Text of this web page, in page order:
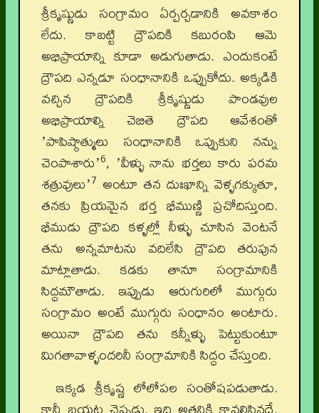
శ్రీకృష్ణుడు సంగ్రామం ఏర్పర్చడానికి అవకాశం
లేదు. కాబట్టి ద్రౌపదికి కబురంపి ఆమె
అభిప్రాయాన్ని కూడా అడుగుతాడు. ఎందుకంటే
ద్రౌపది ఎన్నడూ సంధానానికి ఒప్పుకోదు. అక్కడికి
వచ్చిన ద్రౌపదికి శ్రీకృష్ణుడు పాండవుల
అభిప్రాయాల్ని చెబితె ద్రౌపది ఆవేశంతో
ʼపాపిష్ఠాత్ములు సంధానానికి ఒప్పుకుని నన్ను
చెంపాశారుʼ6, ʼవీళ్ళు నాను భర్తలు కారు పరమ
శత్రువులుʼ7 అంటూ తన దుఃఖాన్ని వెళ్ళగక్కుతూ,
తనకు ప్రియమైన భర్త భీముణ్ణి ప్రచోదిస్తుంది.
భీముడు ద్రౌపది కళ్ళల్లో నీళ్ళు చూసిన వెంటనే
తను అన్నమాటను వదిలేసి ద్రౌపది తరుపున
మాట్లాతాడు. కడకు తానూ సంగ్రామానికి
సిద్ధమౌతాడు. ఇప్పుడు ఆరుగురిలో ముగ్గురు
సంగ్రామం అంటే ముగ్గురు సంధానం అంటారు.
అయినా ద్రౌపది తను కన్నీళ్ళు పెట్టుకుంటూ
మిగతావాళ్ళందరినీ సంగ్రామానికి సిద్ధం చేస్తుంది.
ఇక్కడ శ్రీకృష్ణ లోలోపల సంతోషపడుతాడు.